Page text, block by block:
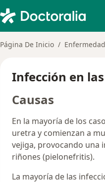
Página De Inicio
Infección en
Causas
En la mayoría de los
uretra y comienzan a
vejiga, provocando una
riñones (pielonefritis).
La mayoría de las